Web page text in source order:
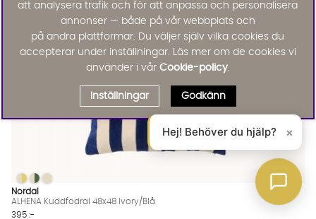
ALHENA Kuddfodral 48x48 Ivory/Blå Finns även i dessa färger:
ALHENA Kuddfodral 48x48 Ivory/Blå
ALHENA Kuddfodral 48x48 Ivory/Blå
ALHENA Kuddfodral 48x48 Ivory/Blå
Nordal
ALHENA Kuddfodral 48x48 Ivory/Blå
395 :-
att analysera trafik och för att anpassa och personalisera
annonser — både på vår webbplats och
på andra plattformar. Du väljer själv vilka cookies du
accepterar under inställningar. Läs mer om de cookies vi
använder i vår Cookie-policy.
Inställningar Godkänn
Hej! Behöver du hjälp? ×